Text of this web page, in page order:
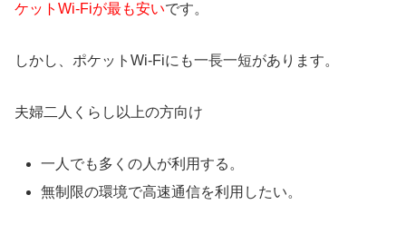
ケットWi-Fiが最も安いです。
しかし、ポケットWi-Fiにも一長一短があります。
夫婦二人くらし以上の方向け
一人でも多くの人が利用する。
無制限の環境で高速通信を利用したい。